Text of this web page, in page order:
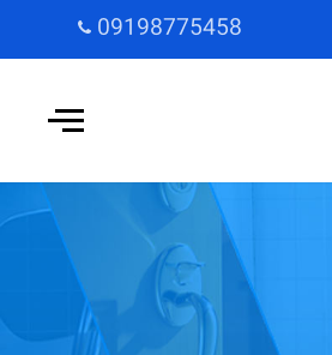
09198775458